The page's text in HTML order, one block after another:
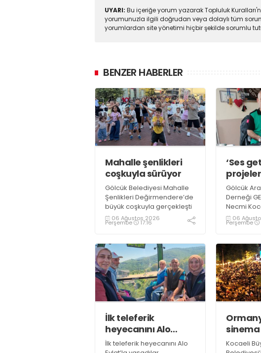
UYARI: Bu içeriğe yorum yazarak Topluluk
yorumunuzla ilgili doğrudan veya dolaylı tüm
yorumlardan site yönetimi hiçbir şekilde sorumlu
BENZER HABERLER
Mahalle şenlikleri
coşkuyla sürüyor
Gölcük Belediyesi Mahalle
Şenlikleri Değirmendere’de
büyük coşkuyla gerçekleşti
06 Ağustos 2026
Perşembe 17:16
‘Ses
Gölcük
Derneği
Necmi
sınavın
ederek
bulundu.
genelinde
06
Perşembe
İlk teleferik
heyecanını Alo
Evlat’la yaşadılar
İlk teleferik heyecanını Alo
Kocaeli